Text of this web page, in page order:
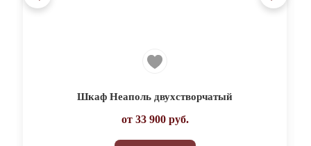
Шкаф Неаполь двухстворчатый
от 33 900руб.